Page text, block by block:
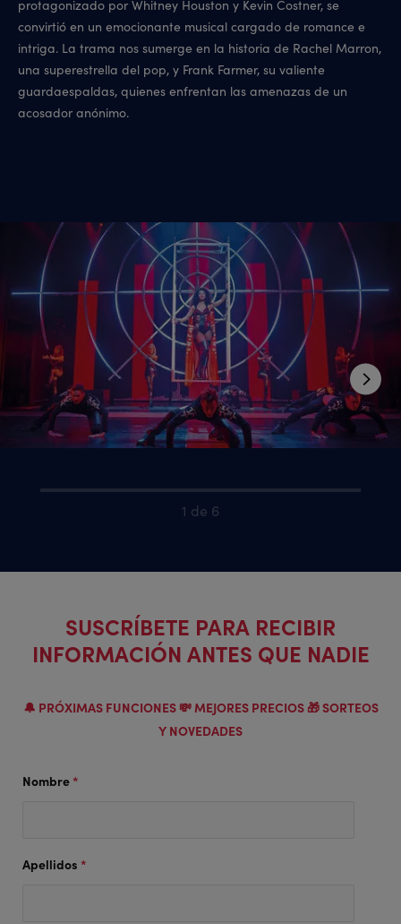
protagonizado por Whitney Houston y Kevin Costner, se
convirtió en un emocionante musical cargado de romance e
intriga. La trama nos sumerge en la historia de Rachel Marron,
una superestrella del pop, y Frank Farmer, su valiente
guardaespaldas, quienes enfrentan las amenazas de un
acosador anónimo.
1 de 6
SUSCRÍBETE PARA RECIBIR
INFORMACIÓN ANTES QUE NADIE
🔔 PRÓXIMAS FUNCIONES 💸 MEJORES PRECIOS 🎁 SORTEOS
Y NOVEDADES
Nombre *
Apellidos *